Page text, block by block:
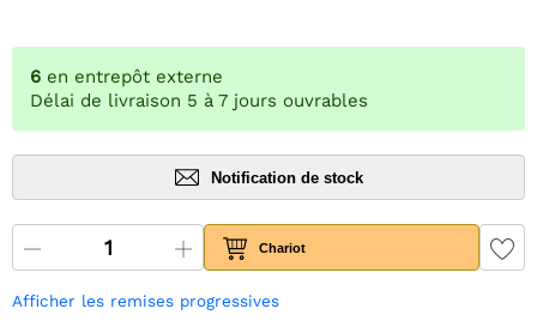
6 en entrepôt externe
Délai de livraison 5 à 7 jours ouvrables
Notification de stock
Chariot
Afficher les remises progressives